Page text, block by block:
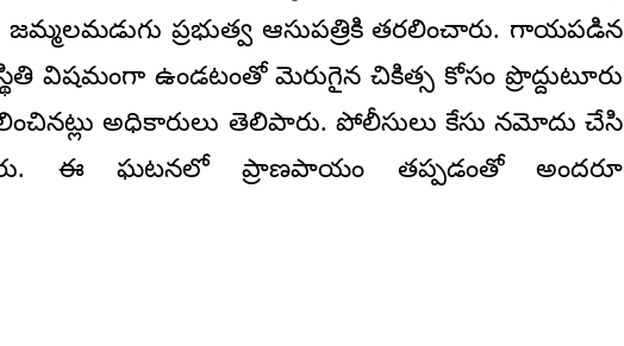
జమ్మలమడుగు ప్రభుత్వ ఆసుపత్రికి తరలించారు. గాయపడిన
విషమంగా ఉండటంతో మెరుగైన చికిత్స కోసం ప్రొద్దుటూరు
అధికారులు తెలిపారు. పోలీసులు కేసు నమోదు చేసి
ఈ ఘటనలో ప్రాణపాయం తప్పడంతో అందరూ